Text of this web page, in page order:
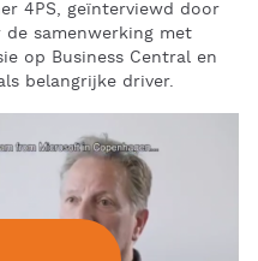
4PS, geïnterviewd door
samenwerking met
op Business Central en
belangrijke driver.